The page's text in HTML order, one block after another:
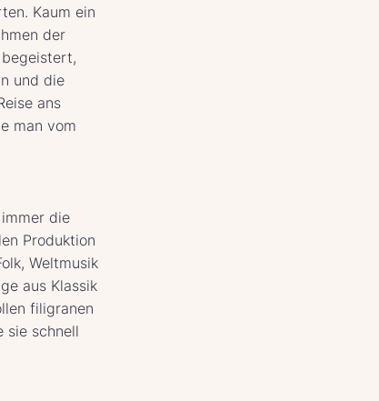
Kaum ein
der
und die
ans
man vom
die
Produktion
Weltmusik
aus Klassik
filigranen
sie schnell